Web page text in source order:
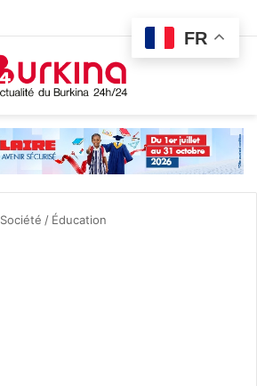
Société / Éducation
FR